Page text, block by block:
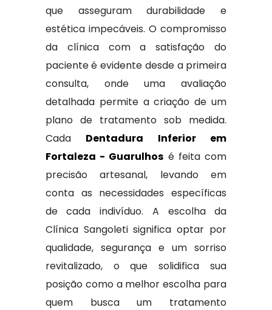
que asseguram durabilidade e
estética impecáveis. O compromisso
da clínica com a satisfação do
paciente é evidente desde a primeira
consulta, onde uma avaliação
detalhada permite a criação de um
plano de tratamento sob medida.
Cada Dentadura Inferior em
Fortaleza - Guarulhos é feita com
precisão artesanal, levando em
conta as necessidades específicas
de cada indivíduo. A escolha da
Clínica Sangoleti significa optar por
qualidade, segurança e um sorriso
revitalizado, o que solidifica sua
posição como a melhor escolha para
quem busca um tratamento